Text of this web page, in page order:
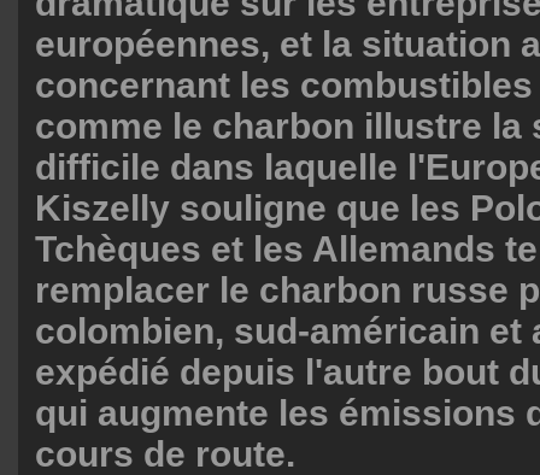
européennes, et la situation
concernant les
comme le charbon illustre la
difficile dans laquelle
Kiszelly souligne que les
Tchèques et les Allemands
remplacer le charbon russe
colombien, sud-américain et
expédié depuis l'autre bout
qui augmente les émissions
cours de route.